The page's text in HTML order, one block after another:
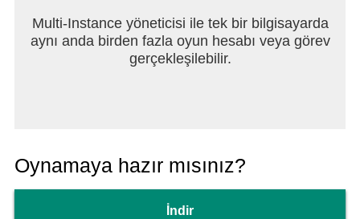
Multi-Instance yöneticisi ile tek bir bilgisayarda
aynı anda birden fazla oyun hesabı veya görev
gerçekleşilebilir.
Oynamaya hazır mısınız?
İndir